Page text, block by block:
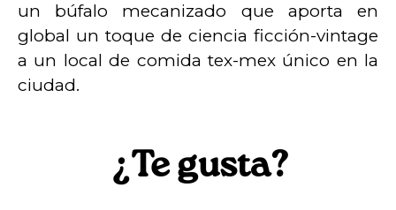
un búfalo mecanizado que aporta en
global un toque de ciencia ficción-vintage
a un local de comida tex-mex único en la
ciudad.
¿Te gusta?